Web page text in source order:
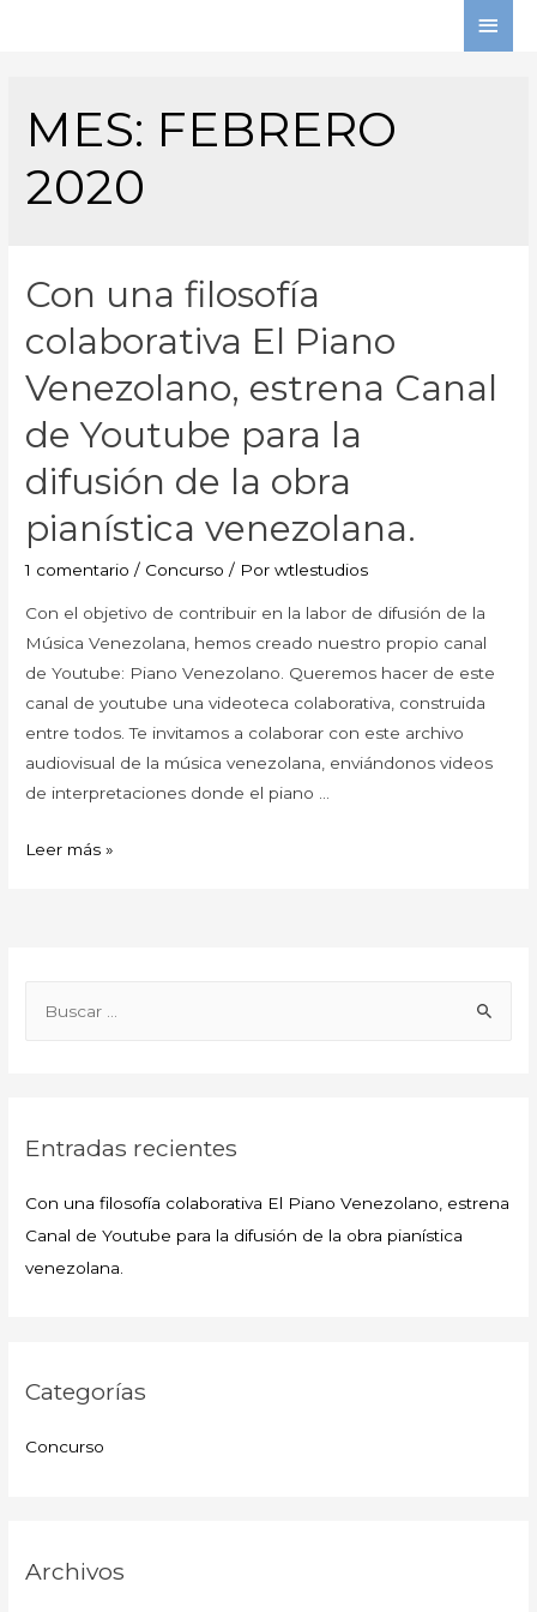
MES: FEBRERO
2020
Con una filosofía
colaborativa El Piano
Venezolano, estrena Canal
de Youtube para la
difusión de la obra
pianística venezolana.
1 comentario / Concurso / Porwtlestudios
Con el objetivo de contribuir en la labor de difusión de la
Música Venezolana, hemos creado nuestro propio canal
de Youtube: Piano Venezolano. Queremos hacer de este
canal de youtube una videoteca colaborativa, construida
entre todos. Te invitamos a colaborar con este archivo
audiovisual de la música venezolana, enviándonos videos
de interpretaciones donde el piano …
Leer más »
Entradas recientes
Con una filosofía colaborativa El Piano Venezolano, estrena
Canal de Youtube para la difusión de la obra pianística
venezolana.
Categorías
Concurso
Archivos